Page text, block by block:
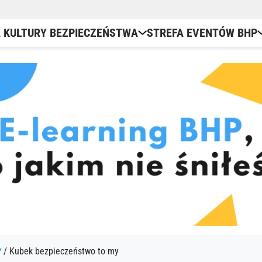
KULTURY BEZPIECZEŃSTWA
Bezpieczeństwo
E-learning BHP
STREFA EVENTÓW BHP
Dni kultury bezpieczeństwa
Szkolenia operatorów
Podkładki pod kubek
Torby bawełniane
E-
/ Kubek bezpieczeństwo to my